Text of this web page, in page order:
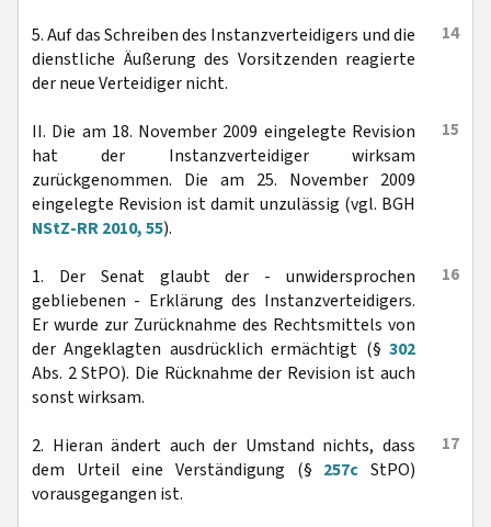
14
5. Auf das Schreiben des Instanzverteidigers und die
dienstliche Äußerung des Vorsitzenden reagierte
der neue Verteidiger nicht.
15
II. Die am 18. November 2009 eingelegte Revision
hat der Instanzverteidiger wirksam
zurückgenommen. Die am 25. November 2009
eingelegte Revision ist damit unzulässig (vgl. BGH
NStZ-RR 2010, 55).
16
1. Der Senat glaubt der - unwidersprochen
gebliebenen - Erklärung des Instanzverteidigers.
Er wurde zur Zurücknahme des Rechtsmittels von
der Angeklagten ausdrücklich ermächtigt (§ 302
Abs. 2 StPO). Die Rücknahme der Revision ist auch
sonst wirksam.
17
2. Hieran ändert auch der Umstand nichts, dass
dem Urteil eine Verständigung (§ 257c StPO)
vorausgegangen ist.